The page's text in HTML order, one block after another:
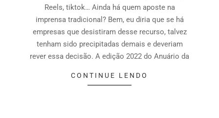
Reels, tiktok… Ainda há quem aposte na
imprensa tradicional? Bem, eu diria que se há
empresas que desistiram desse recurso, talvez
tenham sido precipitadas demais e deveriam
rever essa decisão. A edição 2022 do Anuário da
CONTINUE LENDO